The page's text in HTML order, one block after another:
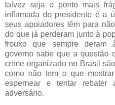
talvez seja o ponto mais
inflamada do presidente é a
seus apoiadores têm para
do que já perderam junto à
frouxo que sempre deram
governo sabe que a questão
crime organizado no Brasil
como não tem o que
espernear e tentar
adversário.